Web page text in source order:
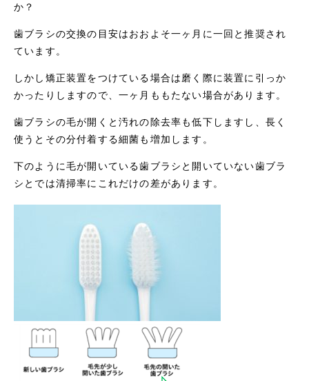
か？
歯ブラシの交換の目安はおおよそ一ヶ月に一回と推奨され
ています。
しかし矯正装置をつけている場合は磨く際に装置に引っか
かったりしますので、一ヶ月ももたない場合があります。
歯ブラシの毛が開くと汚れの除去率も低下しますし、長く
使うとその分付着する細菌も増加します。
下のように毛が開いている歯ブラシと開いていない歯ブラ
シとでは清掃率にこれだけの差があります。